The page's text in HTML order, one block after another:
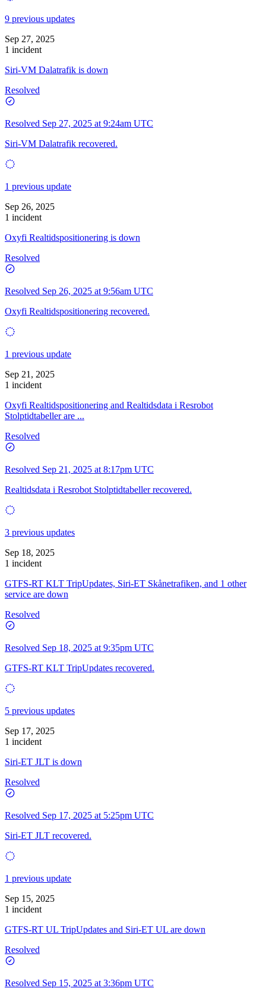
9 previous updates
Sep 27, 2025
1 incident
Siri-VM Dalatrafik is down
Resolved
Resolved Sep 27, 2025 at 9:24am UTC
Siri-VM Dalatrafik recovered.
1 previous update
Sep 26, 2025
1 incident
Oxyfi Realtidspositionering is down
Resolved
Resolved Sep 26, 2025 at 9:56am UTC
Oxyfi Realtidspositionering recovered.
1 previous update
Sep 21, 2025
1 incident
Oxyfi Realtidspositionering and Realtidsdata i Resrobot
Stolptidtabeller are ...
Resolved
Resolved Sep 21, 2025 at 8:17pm UTC
Realtidsdata i Resrobot Stolptidtabeller recovered.
3 previous updates
Sep 18, 2025
1 incident
GTFS-RT KLT TripUpdates, Siri-ET Skånetrafiken, and 1 other
service are down
Resolved
Resolved Sep 18, 2025 at 9:35pm UTC
GTFS-RT KLT TripUpdates recovered.
5 previous updates
Sep 17, 2025
1 incident
Siri-ET JLT is down
Resolved
Resolved Sep 17, 2025 at 5:25pm UTC
Siri-ET JLT recovered.
1 previous update
Sep 15, 2025
1 incident
GTFS-RT UL TripUpdates and Siri-ET UL are down
Resolved
Resolved Sep 15, 2025 at 3:36pm UTC